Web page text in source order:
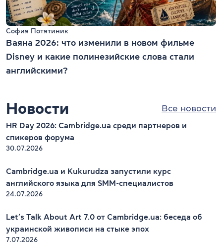
София Потятиник
Ваяна 2026: что изменили в новом фильме
Disney и какие полинезийские слова стали
английскими?
Новости Все новости
HR Day 2026: Cambridge.ua среди партнеров и
спикеров форума
30.07.2026
Cambridge.ua и Kukurudza запустили курс
английского языка для SMM-специалистов
24.07.2026
Let’s Talk About Art 7.0 от Cambridge.ua: беседа об
украинской живописи на стыке эпох
7.07.2026